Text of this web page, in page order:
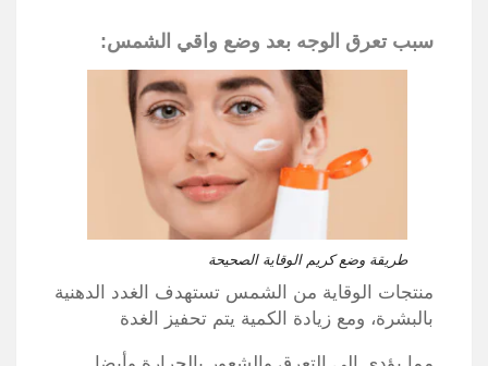
سبب تعرق الوجه بعد وضع واقي الشمس:
طريقة وضع كريم الوقاية الصحيحة
منتجات الوقاية من الشمس تستهدف الغدد الدهنية
بالبشرة، ومع زيادة الكمية يتم تحفيز الغدة